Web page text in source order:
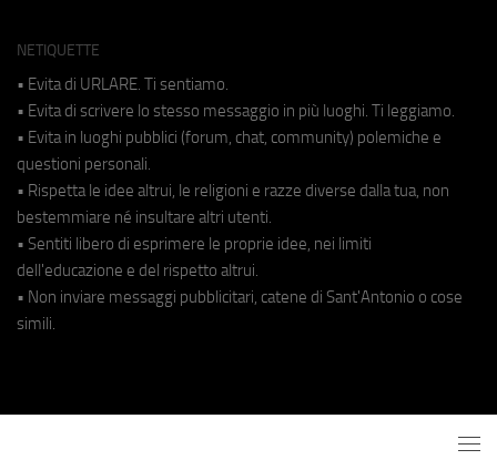
NETIQUETTE
• Evita di URLARE. Ti sentiamo.
• Evita di scrivere lo stesso messaggio in più luoghi. Ti leggiamo.
• Evita in luoghi pubblici (forum, chat, community) polemiche e
questioni personali.
• Rispetta le idee altrui, le religioni e razze diverse dalla tua, non
bestemmiare né insultare altri utenti.
• Sentiti libero di esprimere le proprie idee, nei limiti
dell'educazione e del rispetto altrui.
• Non inviare messaggi pubblicitari, catene di Sant'Antonio o cose
simili.